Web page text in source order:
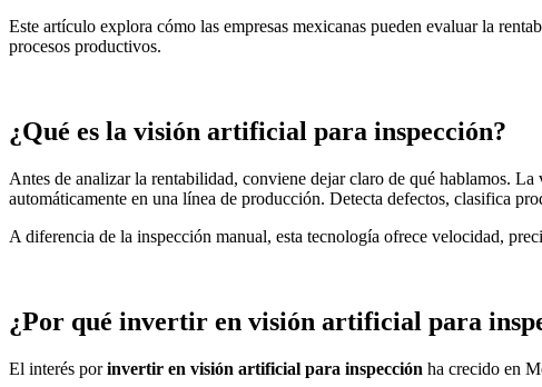
Este artículo explora cómo las empresas mexicanas pueden evaluar la
procesos productivos.
¿Qué es la visión artificial para inspección?
Antes de analizar la rentabilidad, conviene dejar claro de qué hablamos.
automáticamente en una línea de producción. Detecta defectos, clasifica
A diferencia de la inspección manual, esta tecnología ofrece velocidad,
¿Por qué invertir en visión artificial para
El interés porinvertir en visión artificial para inspección ha crecido en